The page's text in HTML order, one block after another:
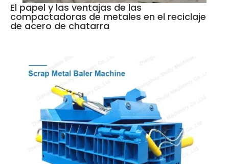
El papel y las ventajas de las
compactadoras de metales en el reciclaje
de acero de chatarra